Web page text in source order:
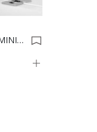
PODNOŚNIK BARKOWY MINIWINCH 14kg 0021521